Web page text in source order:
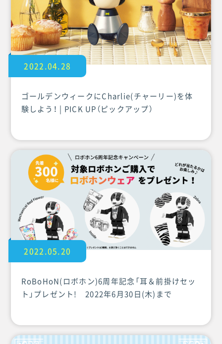
2022.04.28
ゴールデンウィークにCharlie(チャーリー)を体
験しよう！ | PICK UP（ピックアップ）
2022.05.20
RoBoHoN(ロボホン)6周年記念「耳＆前掛けセッ
ト」プレゼント! 2022年6月30日(木)まで